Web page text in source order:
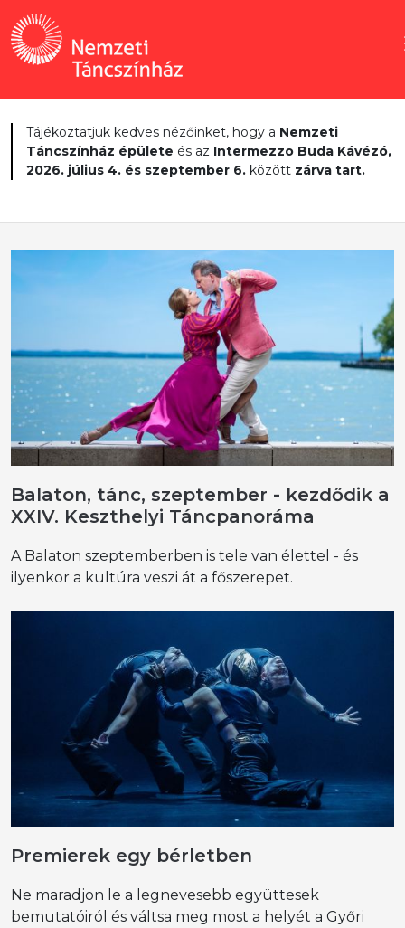
Tájékoztatjuk kedves nézőinket, hogy a Nemzeti
Táncszínház épülete és az Intermezzo Buda Kávézó,
2026. július 4. és szeptember 6. között zárva tart.
Balaton, tánc, szeptember - kezdődik a
XXIV. Keszthelyi Táncpanoráma
A Balaton szeptemberben is tele van élettel - és
ilyenkor a kultúra veszi át a főszerepet.
Premierek egy bérletben
Ne maradjon le a legnevesebb együttesek
bemutatóiról és váltsa meg most a helyét a Győri